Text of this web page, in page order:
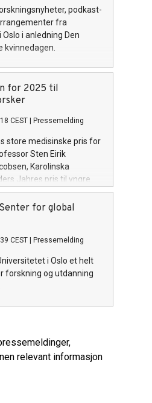
podkast-
fra
i anledning Den
kvinnedagen.
for 2025 til
CEST Pressemelding
store medisinske pris for
Sten Eirik
Karolinska
Jahres pris til yngre
Thomas McWilliams,
og William
Institutet.
for global
CEST Pressemelding
i Oslo et helt
forskning og utdanning
relevant informasjon